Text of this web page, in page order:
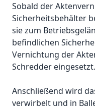
Sobald der
Sicherheitsbehälter
sie zum
befindlichen
Vernichtung der
Schredder eingesetzt.
Anschließend wird
verwirbelt und in